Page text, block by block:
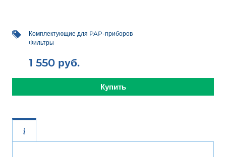
Комплектующие для PAP-приборов
Фильтры
1 550 руб.
Купить